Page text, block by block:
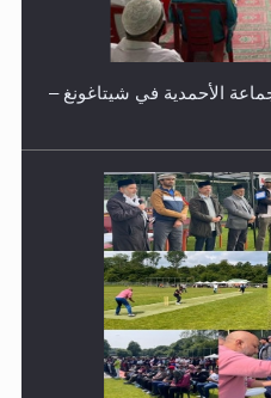
الأحمدية في شيتاغونغ –